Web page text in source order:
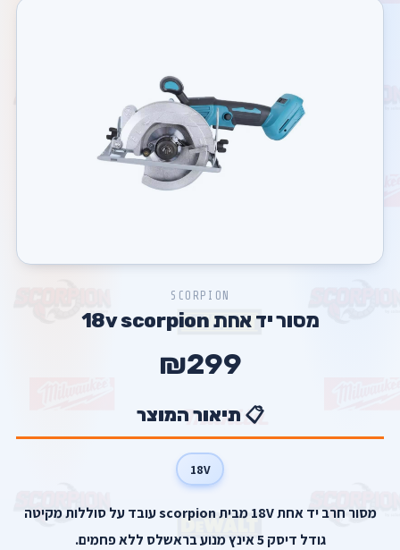
SCORPION
מסור יד אחת 18v scorpion
₪299
📋 תיאור המוצר
18V
מסור חרב יד אחת 18V מבית scorpion עובד על סוללות מקיטה
גודל דיסק 5 אינץ מנוע בראשלס ללא פחמים.